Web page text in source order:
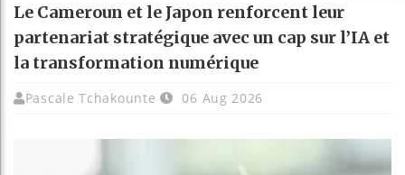
Le Cameroun et le Japon renforcent leur
partenariat stratégique avec un cap sur l’IA et
la transformation numérique
Pascale Tchakounte 06 Aug 2026